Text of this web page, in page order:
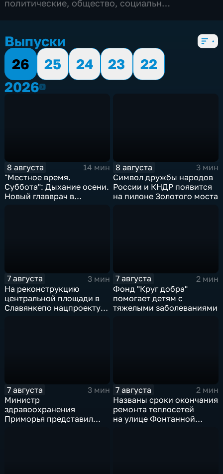
политические, общество, социально-
Выпуски
26
25 24 23
22
20262026
8 августа
14 мин
"Местное время.
Суббота": Дыхание осени.
Новый главврач в
8 августа
3 мин
Символ дружбы народов
России и КНДР появится
на пилоне Золотого моста
7 августа
3 мин
На реконструкцию
центральной площади в
Славянкепо нацпроекту
7 августа
2 мин
Фонд "Круг добра"
помогает детям с
тяжелыми заболеваниями
7 августа
3 мин
Министр
здравоохранения
Приморья представил
7 августа
2 мин
Названы сроки окончания
ремонта теплосетей
на улице Фонтанной